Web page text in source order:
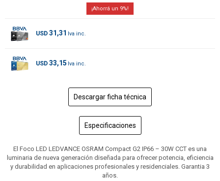
9
USD 31,31
USD 33,15
Descargar ficha técnica
Especificaciones
El Foco LED LEDVANCE OSRAM Compact G2 IP66 – 30W CCT es una
luminaria de nueva generación diseñada para ofrecer potencia, eficiencia
y durabilidad en aplicaciones profesionales y residenciales. Garantia 3
años.